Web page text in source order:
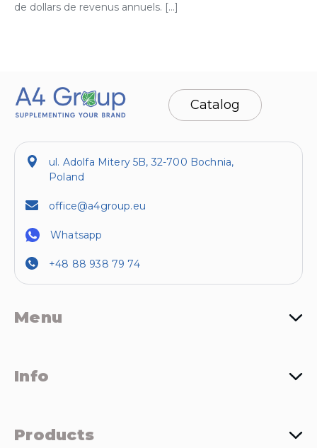
de dollars de revenus annuels. […]
Catalog
ul. Adolfa Mitery 5B, 32-700 Bochnia,
Poland
office@a4group.eu
Whatsapp
+48 88 938 79 74
Menu
Info
Products